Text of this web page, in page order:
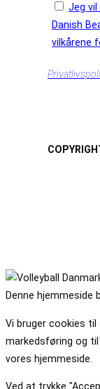
Jeg
Danish
vilkårene
Denne hjemmeside
Vi bruger cookies
markedsføring og
vores hjemmeside.
Ved at trykke